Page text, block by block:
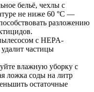
бельё, чехлы с
не ниже 60 °C —
разложению
с HEPA-
частицы
влажную уборку с
ложка соды на литр
остаточные